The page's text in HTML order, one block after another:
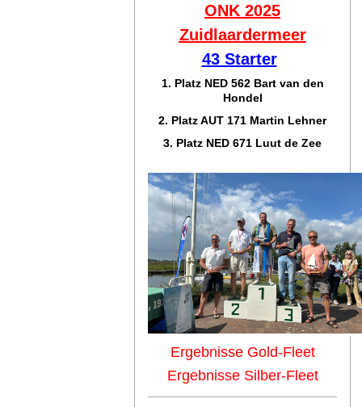
ONK 2025
Zuidlaardermeer
43 Starter
1. Platz NED 562 Bart van den
Hondel
2. Platz AUT 171 Martin Lehner
3. Platz NED 671 Luut de Zee
Ergebnisse Gold-Fleet
Ergebnisse Silber-Fleet